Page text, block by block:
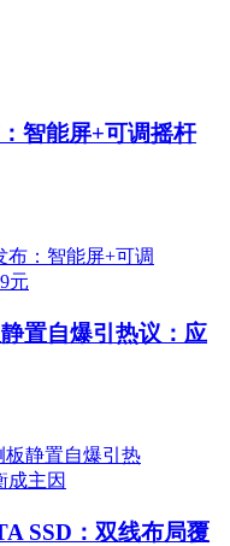
智能屏+可调摇杆
置自爆引热议：应
SSD：双线布局覆